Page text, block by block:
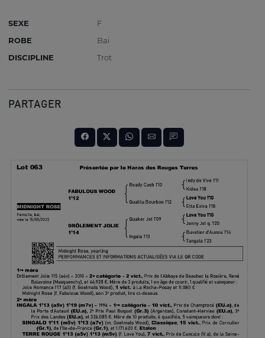
SEXE
F
ROBE
Bai
DISCIPLINE
Trot
PARTAGER